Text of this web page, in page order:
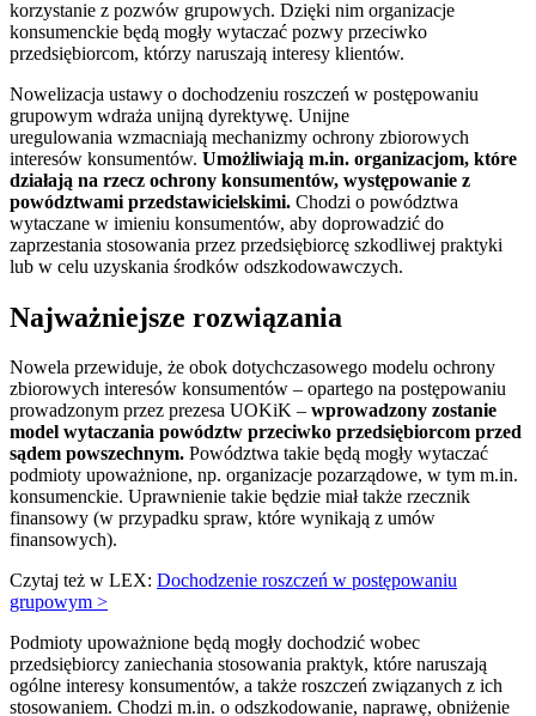
korzystanie z pozwów grupowych. Dzięki nim organizacje
konsumenckie będą mogły wytaczać pozwy przeciwko
przedsiębiorcom, którzy naruszają interesy klientów.
Nowelizacja ustawy o dochodzeniu roszczeń w postępowaniu
grupowym wdraża unijną dyrektywę. Unijne
uregulowania wzmacniają mechanizmy ochrony zbiorowych
interesów konsumentów. Umożliwiają m.in. organizacjom, które
działają na rzecz ochrony konsumentów, występowanie z
powództwami przedstawicielskimi. Chodzi o powództwa
wytaczane w imieniu konsumentów, aby doprowadzić do
zaprzestania stosowania przez przedsiębiorcę szkodliwej praktyki
lub w celu uzyskania środków odszkodowawczych.
Najważniejsze rozwiązania
Nowela przewiduje, że obok dotychczasowego modelu ochrony
zbiorowych interesów konsumentów – opartego na postępowaniu
prowadzonym przez prezesa UOKiK – wprowadzony zostanie
model wytaczania powództw przeciwko przedsiębiorcom przed
sądem powszechnym. Powództwa takie będą mogły wytaczać
podmioty upoważnione, np. organizacje pozarządowe, w tym m.in.
konsumenckie. Uprawnienie takie będzie miał także rzecznik
finansowy (w przypadku spraw, które wynikają z umów
finansowych).
Czytaj też w LEX: Dochodzenie roszczeń w postępowaniu
grupowym >
Podmioty upoważnione będą mogły dochodzić wobec
przedsiębiorcy zaniechania stosowania praktyk, które naruszają
ogólne interesy konsumentów, a także roszczeń związanych z ich
stosowaniem. Chodzi m.in. o odszkodowanie, naprawę, obniżenie